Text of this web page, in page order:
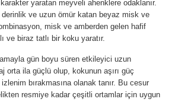
karakter yaratan meyveli ahenklere odaklanır.
derinlik ve uzun ömür katan beyaz misk ve
misk ve amberden gelen hafif
ve biraz tatlı bir koku yaratır.
gün boyu süren etkileyici uzun
orta ila güçlü olup, kokunun aşırı güç
bırakmasına olanak tanır. Bu cesur
resmiye kadar çeşitli ortamlar için uygun